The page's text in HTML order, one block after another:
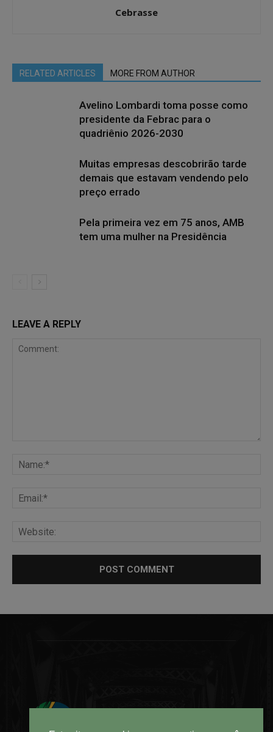
Cebrasse
RELATED ARTICLES MORE FROM AUTHOR
Avelino Lombardi toma posse como
presidente da Febrac para o
quadriênio 2026-2030
Muitas empresas descobrirão tarde
demais que estavam vendendo pelo
preço errado
Pela primeira vez em 75 anos, AMB
tem uma mulher na Presidência
LEAVE A REPLY